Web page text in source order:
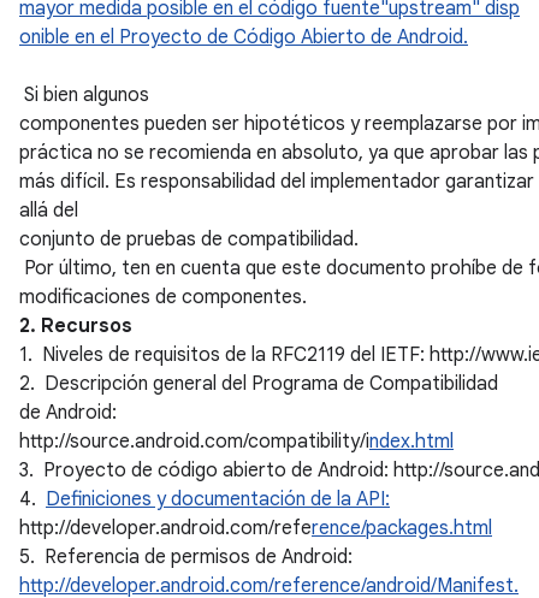
mayor medida posible en el código fuente"upstream" disp
onible en el Proyecto de Código Abierto de Android.
Si bien algunos
componentes pueden ser hipotéticos y reemplazarse por
práctica no se recomienda en absoluto, ya que aprobar
más difícil. Es responsabilidad del implementador
allá del
conjunto de pruebas de compatibilidad.
Por último, ten en cuenta que este documento prohíbe
modificaciones de componentes.
2. Recursos
1. Niveles de requisitos de la RFC2119 del IETF: http://
2. Descripción general del Programa de Compatibilidad
de Android:
http://source.android.com/compatibility/index.html
3. Proyecto de código abierto de Android: http://
4. Definiciones y documentación de la API:
http://developer.android.com/reference/packages.html
5. Referencia de permisos de Android:
http://developer.android.com/reference/android/Manifest.